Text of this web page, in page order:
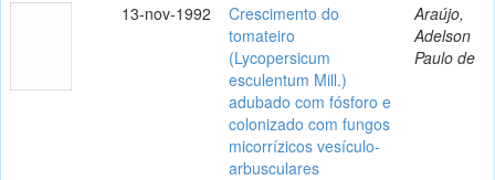
13-nov-1992
Crescimento do
tomateiro
(Lycopersicum
esculentum Mill.)
adubado com fósforo e
colonizado com fungos
micorrízicos vesículo-
arbusculares
Araújo,
Adelson
Paulo de